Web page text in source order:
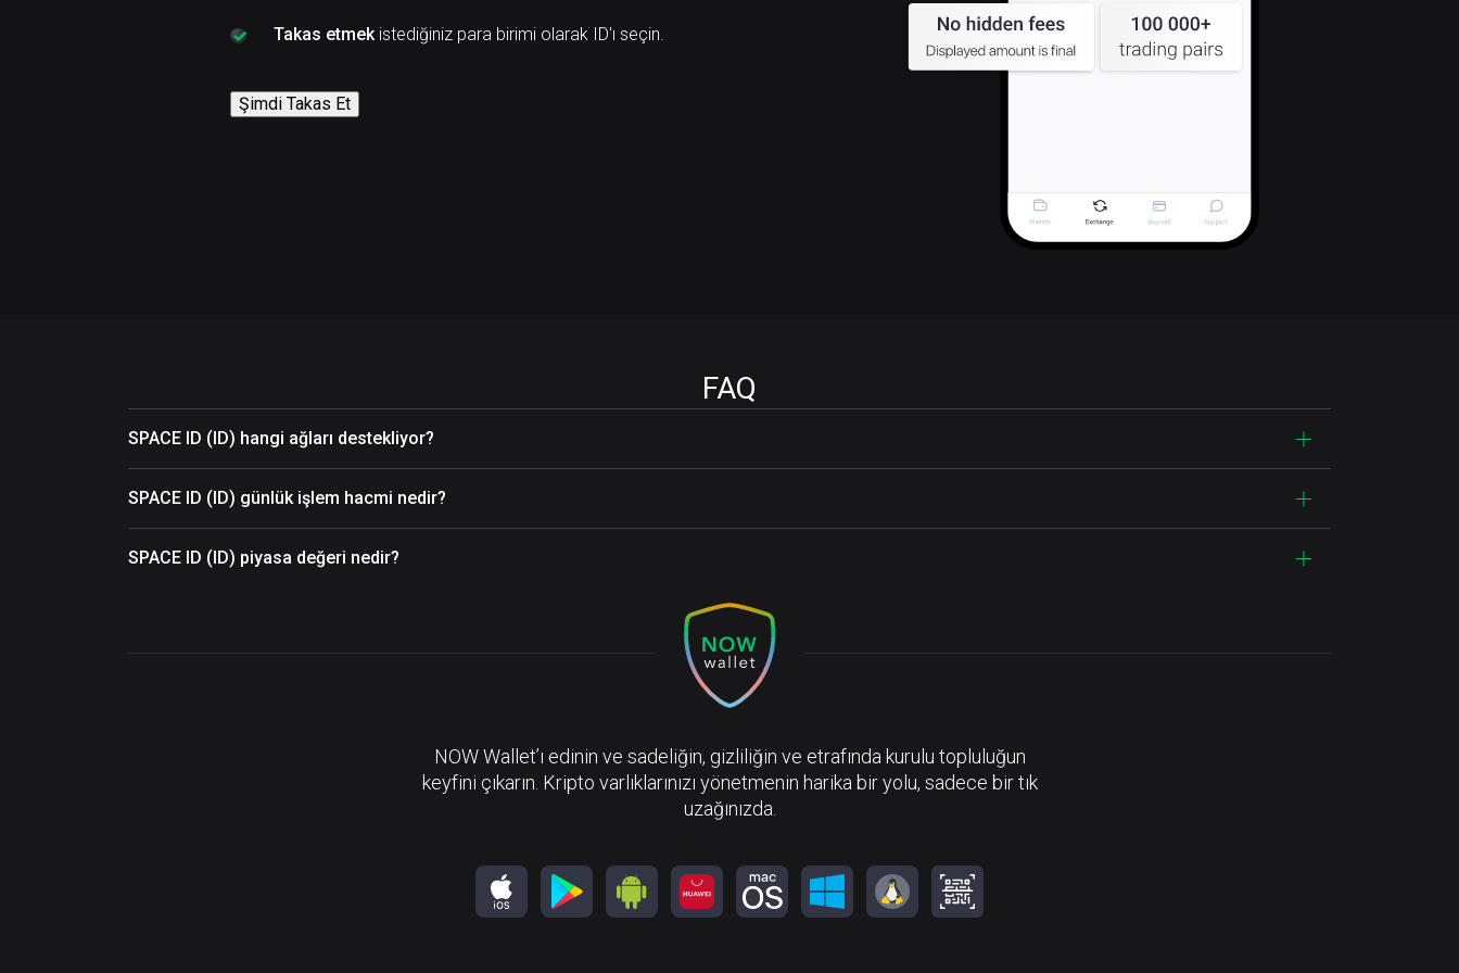
Takas etmekistediğiniz para birimi olarak ID'ı seçin.
Şimdi Takas Et
FAQ
SPACE ID (ID) hangi ağları destekliyor?
SPACE ID (ID) günlük işlem hacmi nedir?
SPACE ID (ID) piyasa değeri nedir?
NOW Wallet’ı edinin ve sadeliğin, gizliliğin ve etrafında kurulu topluluğun
keyfini çıkarın. Kripto varlıklarınızı yönetmenin harika bir yolu, sadece bir tık
uzağınızda.